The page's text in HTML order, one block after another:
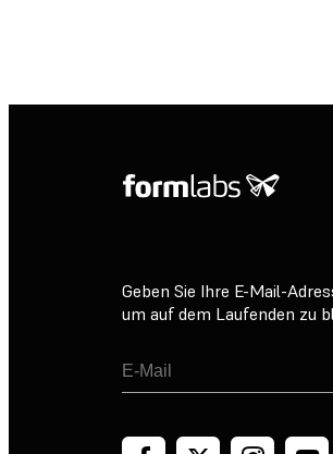
Geben Sie Ihre E-Mail-
um auf dem Laufenden zu